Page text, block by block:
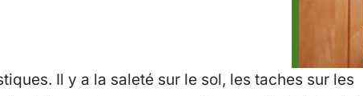
Il y a la saleté sur le sol, les taches sur les